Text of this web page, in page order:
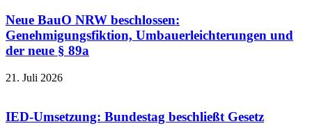
Neue BauO NRW beschlossen:
Genehmigungsfiktion, Umbauerleichterungen und
der neue § 89a
21. Juli 2026
IED-Umsetzung: Bundestag beschließt Gesetz